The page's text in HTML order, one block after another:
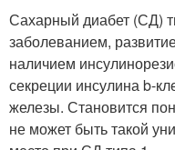
Сахарный диабет (СД)
заболеванием,
наличием
секреции инсулина b-
железы. Становится
не может быть такой